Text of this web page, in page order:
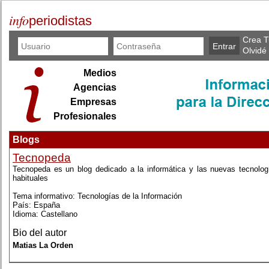
infoperiodistas
Crea
Olvidé
Medios
Agencias
Empresas
Profesionales
Blogs
Tecnopeda
Tecnopeda es un blog dedicado a la informática y las nuevas
habituales
Tema informativo: Tecnologías de la Información
País: España
Idioma: Castellano
Bio del autor
Matias La Orden